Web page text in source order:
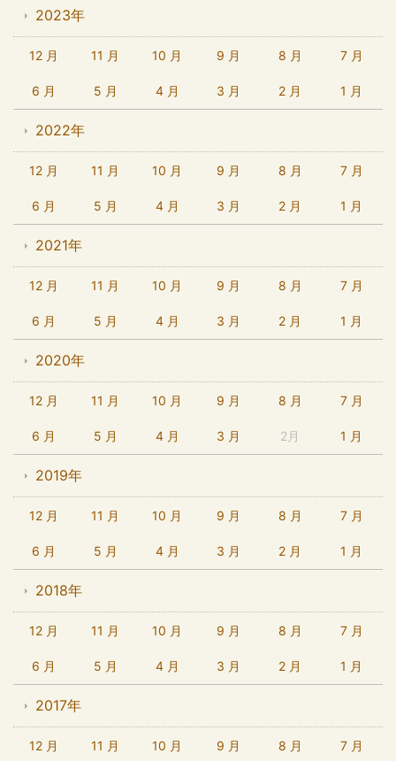
2023年
12 月 11 月 10 月 9 月 8 月 7 月
6 月 5 月 4 月 3 月 2 月 1 月
2022年
12 月 11 月 10 月 9 月 8 月 7 月
6 月 5 月 4 月 3 月 2 月 1 月
2021年
12 月 11 月 10 月 9 月 8 月 7 月
6 月 5 月 4 月 3 月 2 月 1 月
2020年
12 月 11 月 10 月 9 月 8 月 7 月
6 月 5 月 4 月 3 月 2月 1 月
2019年
12 月 11 月 10 月 9 月 8 月 7 月
6 月 5 月 4 月 3 月 2 月 1 月
2018年
12 月 11 月 10 月 9 月 8 月 7 月
6 月 5 月 4 月 3 月 2 月 1 月
2017年
12 月 11 月 10 月 9 月 8 月 7 月